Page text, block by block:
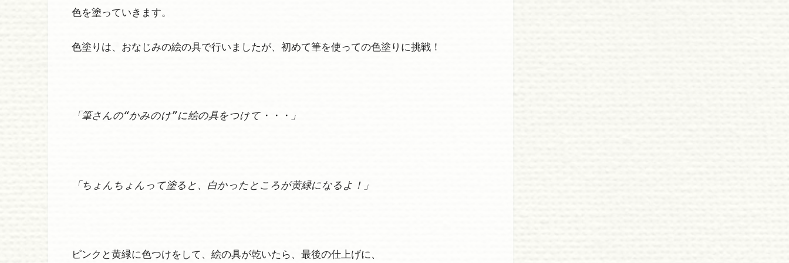
色を塗っていきます。
色塗りは、おなじみの絵の具で行いましたが、初めて筆を使っての色塗りに挑戦！
「筆さんの“かみのけ”に絵の具をつけて・・・」
「ちょんちょんって塗ると、白かったところが黄緑になるよ！」
ピンクと黄緑に色つけをして、絵の具が乾いたら、最後の仕上げに、